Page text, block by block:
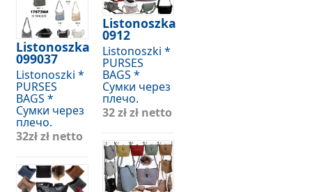
Listonoszka
099037
Listonoszki *
PURSES
BAGS *
Сумки через
плечо.
32złzł netto
Listonoszka
0912
Listonoszki *
PURSES
BAGS *
Сумки через
плечо.
32 złzł netto